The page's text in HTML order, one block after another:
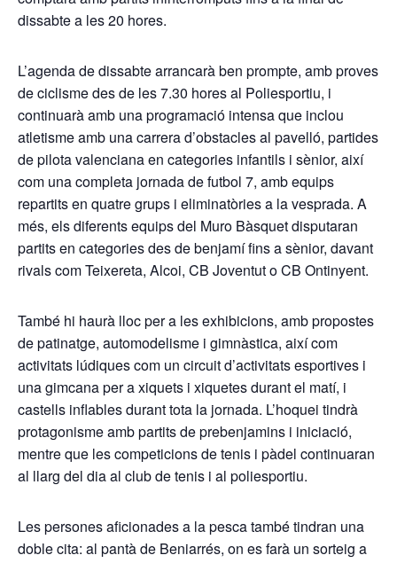
dissabte a les 20 hores.
L’agenda de dissabte arrancarà ben prompte, amb proves
de ciclisme des de les 7.30 hores al Poliesportiu, i
continuarà amb una programació intensa que inclou
atletisme amb una carrera d’obstacles al pavelló, partides
de pilota valenciana en categories infantils i sènior, així
com una completa jornada de futbol 7, amb equips
repartits en quatre grups i eliminatòries a la vesprada. A
més, els diferents equips del Muro Bàsquet disputaran
partits en categories des de benjamí fins a sènior, davant
rivals com Teixereta, Alcoi, CB Joventut o CB Ontinyent.
També hi haurà lloc per a les exhibicions, amb propostes
de patinatge, automodelisme i gimnàstica, així com
activitats lúdiques com un circuit d’activitats esportives i
una gimcana per a xiquets i xiquetes durant el matí, i
castells inflables durant tota la jornada. L’hoquei tindrà
protagonisme amb partits de prebenjamins i iniciació,
mentre que les competicions de tenis i pàdel continuaran
al llarg del dia al club de tenis i al poliesportiu.
Les persones aficionades a la pesca també tindran una
doble cita: al pantà de Beniarrés, on es farà un sorteig a